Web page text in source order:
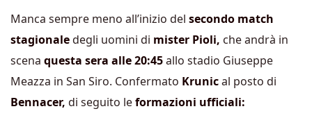
Manca sempre meno all’inizio del secondo match
stagionaledegli uomini di mister Pioli, che andrà in
scena questa sera alle 20:45allo stadio Giuseppe
Meazza in San Siro. Confermato Krunical posto di
Bennacer, di seguito leformazioni ufficiali: